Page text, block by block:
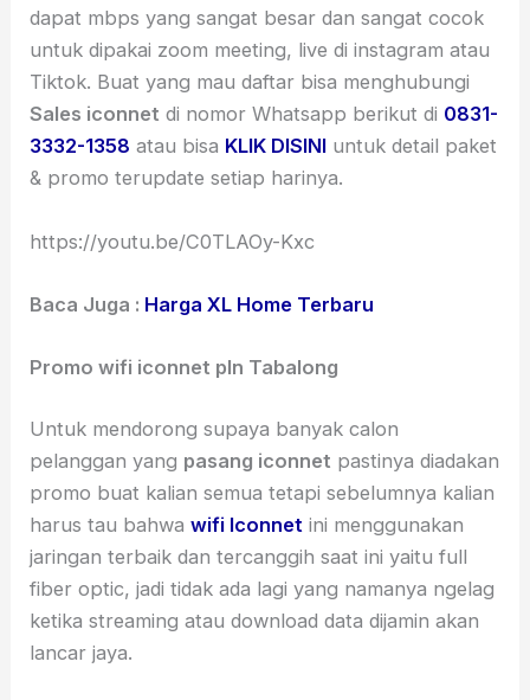
dapat mbps yang sangat besar dan sangat cocok
untuk dipakai zoom meeting, live di instagram atau
Tiktok. Buat yang mau daftar bisa menghubungi
Sales iconnet di nomor Whatsapp berikut di 0831-
3332-1358 atau bisa KLIK DISINI untuk detail paket
& promo terupdate setiap harinya.
https://youtu.be/C0TLAOy-Kxc
Baca Juga : Harga XL Home Terbaru
Promo wifi iconnet pln Tabalong
Untuk mendorong supaya banyak calon
pelanggan yang pasang iconnet pastinya diadakan
promo buat kalian semua tetapi sebelumnya kalian
harus tau bahwawifi Iconnet ini menggunakan
jaringan terbaik dan tercanggih saat ini yaitu full
fiber optic, jadi tidak ada lagi yang namanya ngelag
ketika streaming atau download data dijamin akan
lancar jaya.